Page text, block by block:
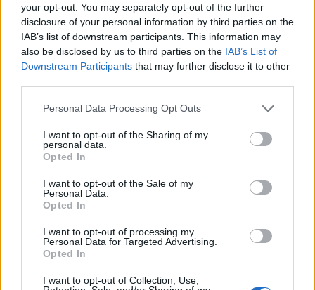
your opt-out. You may separately opt-out of the further
disclosure of your personal information by third parties on the
IAB’s list of downstream participants. This information may
also be disclosed by us to third parties on the IAB’s List of
Downstream Participants that may further disclose it to other
Please note that this website/app uses one or more Google
not limited to your visit or usage behaviour. You may click to
grant or deny consent to Google and its third-party tags to
use your data for below specified purposes in below Google
consent section.
Personal Data Processing Opt Outs
I want to opt-out of the Sharing of my
personal data.
Opted In
I want to opt-out of the Sale of my
Personal Data.
Opted In
I want to opt-out of processing my
Personal Data for Targeted Advertising.
Opted In
I want to opt-out of Collection, Use,
Στη συνέχεια, μετέφεραν το παιδί στο Νοσοκομείο
της. Αυτή τη στιγμή, οι γονείς της εξάχρονης
δίνουν καταθέσεις στο λιμεναρχείο Iσθμίας, το
οποίο έχει αναλάβει την προανάκριση.
Κάνε κλικ και δες περισσότερο